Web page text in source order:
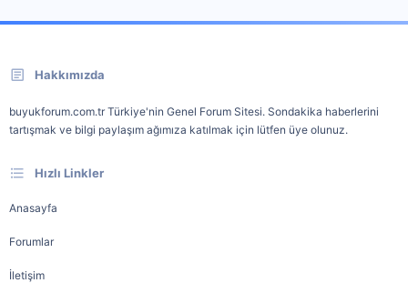
Hakkımızda
buyukforum.com.tr Türkiye'nin Genel Forum Sitesi. Sondakika haberlerini
tartışmak ve bilgi paylaşım ağımıza katılmak için lütfen üye olunuz.
Hızlı Linkler
Anasayfa
Forumlar
İletişim